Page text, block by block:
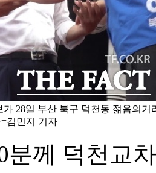
28일 부산 북구 덕천동 젊음의
김민지 기자
분께 덕천교